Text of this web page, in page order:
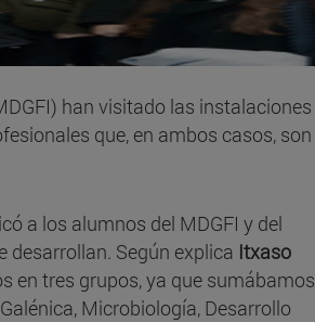
han visitado las instalaciones
que, en ambos casos, son
a los alumnos del MDGFI y del
desarrollan. Según explica Itxaso
en tres grupos, ya que sumábamos
Microbiología, Desarrollo